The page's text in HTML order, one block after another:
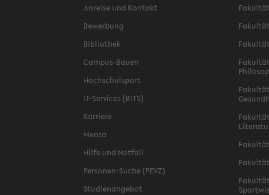
Anreise und Kontakt
Bewerbung
Bibliothek
Campus-Bauen
Hochschulsport
IT-Services (BITS)
Karriere
Mensa
Hilfe und Notfall
Personen-Suche (PEVZ)
Studienangebot